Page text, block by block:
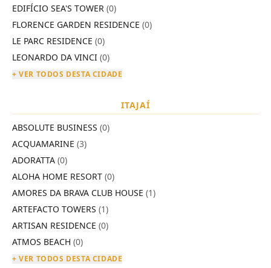
EDIFÍCIO SEA'S TOWER (0)
FLORENCE GARDEN RESIDENCE (0)
LE PARC RESIDENCE (0)
LEONARDO DA VINCI (0)
+ VER TODOS DESTA CIDADE
ITAJAÍ
ABSOLUTE BUSINESS (0)
ACQUAMARINE (3)
ADORATTA (0)
ALOHA HOME RESORT (0)
AMORES DA BRAVA CLUB HOUSE (1)
ARTEFACTO TOWERS (1)
ARTISAN RESIDENCE (0)
ATMOS BEACH (0)
+ VER TODOS DESTA CIDADE